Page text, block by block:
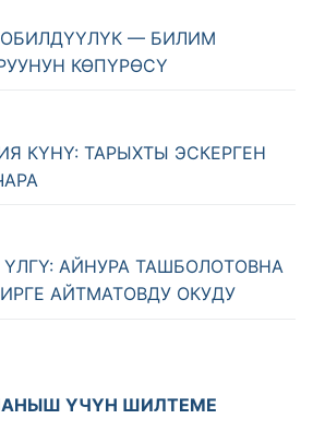
— БИЛИМ
КӨПҮРӨСҮ
КҮНҮ: ТАРЫХТЫ ЭСКЕРГЕН
АЙНУРА ТАШБОЛОТОВНА
АЙТМАТОВДУ ОКУДУ
ҮЧҮН ШИЛТЕМЕ